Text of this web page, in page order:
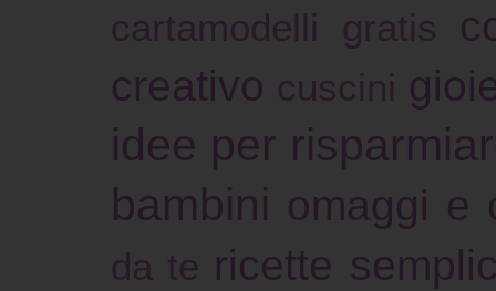
cartamodelli gratis
creativo cuscini
idee per
bambini omaggi e
da te ricette